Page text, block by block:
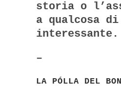
storia o
a qualcosa di
interessante.
–
LA PÓLLA DEL